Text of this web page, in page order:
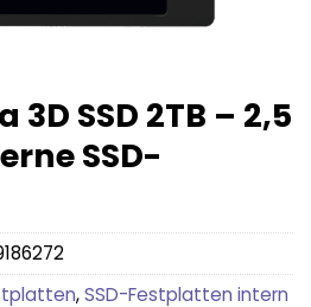
SSD 2TB – 2,5
SSD-
,SSD-Festplatten intern